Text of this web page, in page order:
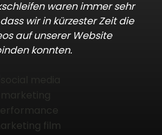
waren immer sehr
wir in kürzester Zeit die
auf unserer Website
konnten.